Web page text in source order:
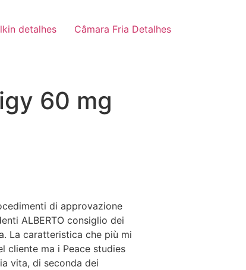
detalhes
Câmara Fria Detalhes
60 mg
di approvazione
ALBERTO consiglio dei
La caratteristica che più mi
ma i Peace studies
vita, di seconda dei